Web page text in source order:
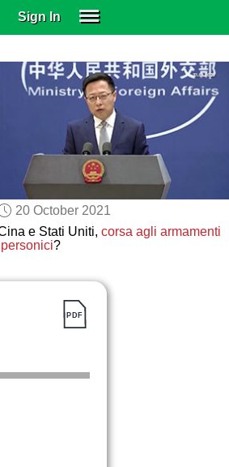
Sign In
SUBSCRIBE
EDUCATIONAL
GIFT CARDS
OTHER
ABOUT US
ALEXA
ADJUST
20 October 2021
e Stati Uniti, corsa agli armamenti
?